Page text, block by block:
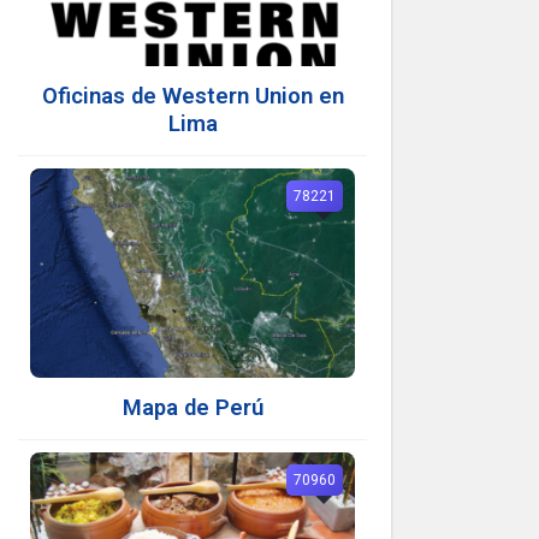
Oficinas de Western Union en
Lima
Mapa de Perú
78221
70960